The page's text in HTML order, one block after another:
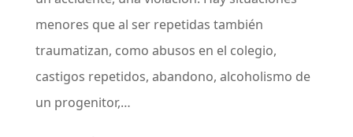
menores que al ser repetidas también
traumatizan, como abusos en el colegio,
castigos repetidos, abandono, alcoholismo de
un progenitor,…